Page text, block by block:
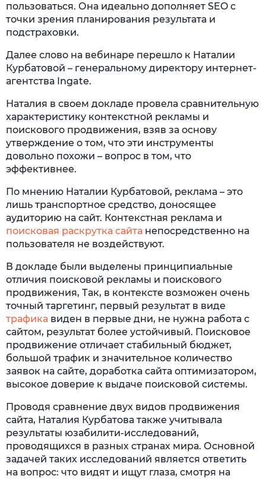
пользоваться. Она идеально дополняет SEO с
точки зрения планирования результата и
подстраховки.
Далее слово на вебинаре перешло к Наталии
Курбатовой – генеральному директору интернет-
агентства Ingate.
Наталия в своем докладе провела сравнительную
характеристику контекстной рекламы и
поискового продвижения, взяв за основу
утверждение о том, что эти инструменты
довольно похожи – вопрос в том, что
эффективнее.
По мнению Наталии Курбатовой, реклама – это
лишь транспортное средство, доносящее
аудиторию на сайт. Контекстная реклама и
поисковая раскрутка сайта непосредственно на
пользователя не воздействуют.
В докладе были выделены принципиальные
отличия поисковой рекламы и поискового
продвижения, Так, в контексте возможен очень
точный таргетинг, первый результат в виде
трафика виден в первые дни, не нужна работа с
сайтом, результат более устойчивый. Поисковое
продвижение отличает стабильный бюджет,
большой трафик и значительное количество
заявок на сайте, доработка сайта оптимизатором,
высокое доверие к выдаче поисковой системы.
Проводя сравнение двух видов продвижения
сайта, Наталия Курбатова также учитывала
результаты юзабилити-исследований,
проводящихся в разных странах мира. Основной
задачей таких исследований является ответить
на вопрос: что видят и ищут глаза, смотря на